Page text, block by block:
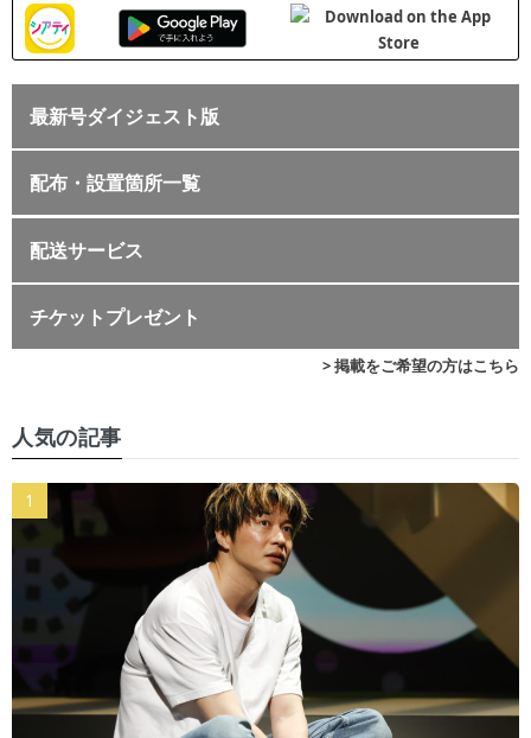
最新号ダイジェスト版
配布・設置箇所一覧
配送サービス
チケットプレゼント
> 掲載をご希望の方はこちら
人気の記事